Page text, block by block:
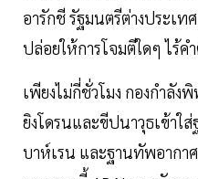
อารักชี รัฐมนตรีต่างประเท
ปล่อยให้การโจมตีใดๆ ไร้ค
เพียงไม่กี่ชั่วโมง กองกำลัง
ยิงโดรนและขีปนาวุธเข้าใ
บาห์เรน และฐานทัพอากา